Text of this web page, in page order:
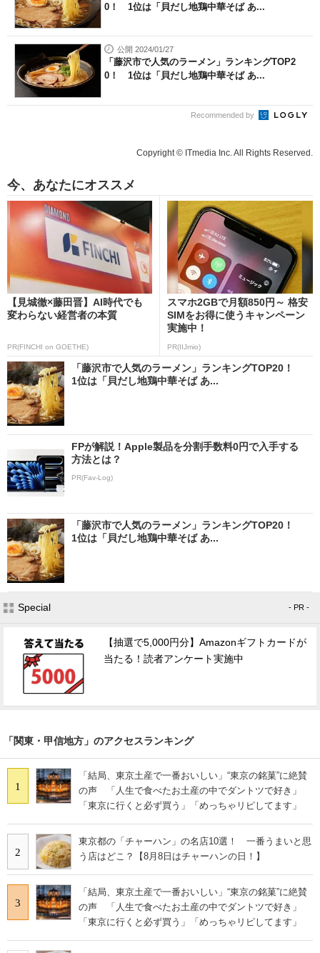
0！ 1位は「貝だし地鶏中華そば あ...
公開 2024/01/27
「藤沢市で人気のラーメン」ランキングTOP2
0！ 1位は「貝だし地鶏中華そば あ...
Recommended by
Copyright © ITmedia Inc. All Rights Reserved.
今、あなたにオススメ
【見城徹×藤田晋】AI時代でも
変わらない経営者の本質
PR(FINCHI on GOETHE)
スマホ2GBで月額850円～ 格安
SIMをお得に使うキャンペーン
実施中！
PR(IIJmio)
「藤沢市で人気のラーメン」ランキングTOP20！
1位は「貝だし地鶏中華そば あ...
FPが解説！Apple製品を分割手数料0円で入手する
方法とは？
PR(Fav-Log)
「藤沢市で人気のラーメン」ランキングTOP20！
1位は「貝だし地鶏中華そば あ...
Special - PR -
【抽選で5,000円分】Amazonギフトカードが
当たる！読者アンケート実施中
「関東・甲信地方」のアクセスランキング
1
「結局、東京土産で一番おいしい」“東京の銘菓”に絶賛
の声 「人生で食べたお土産の中でダントツで好き」
「東京に行くと必ず買う」「めっちゃリピしてます」
2
東京都の「チャーハン」の名店10選！ 一番うまいと思
う店はどこ？【8月8日はチャーハンの日！】
3
「結局、東京土産で一番おいしい」“東京の銘菓”に絶賛
の声 「人生で食べたお土産の中でダントツで好き」
「東京に行くと必ず買う」「めっちゃリピしてます」